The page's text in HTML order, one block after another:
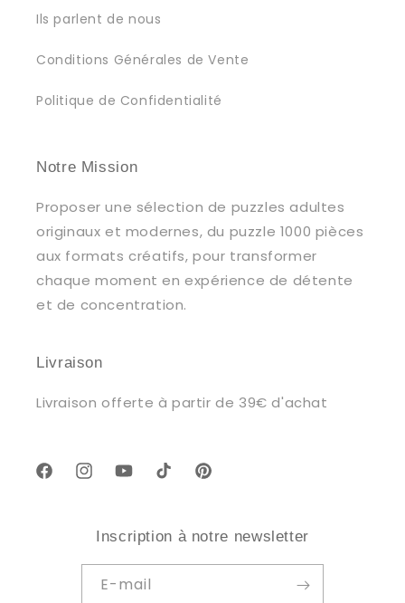
Ils parlent de nous
Conditions Générales de Vente
Politique de Confidentialité
Notre Mission
Proposer une sélection de puzzles adultes
originaux et modernes, du puzzle 1000 pièces
aux formats créatifs, pour transformer
chaque moment en expérience de détente
et de concentration.
Livraison
Livraison offerte à partir de 39€ d'achat
FacebookInstagramYouTubeTikTok Pinterest
Inscription à notre newsletter
E-mail